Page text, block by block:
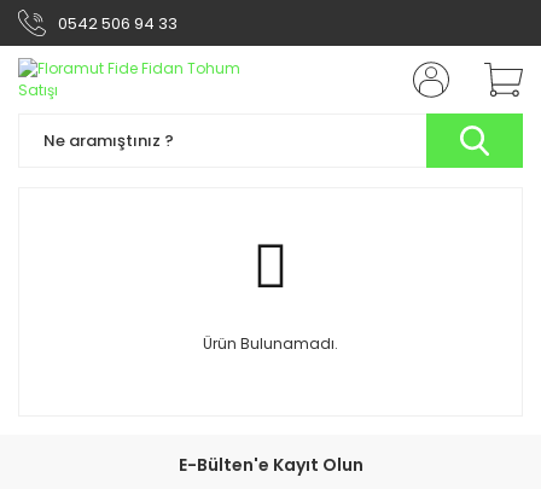
0542 506 94 33
Ürün Bulunamadı.
E-Bülten'e Kayıt Olun